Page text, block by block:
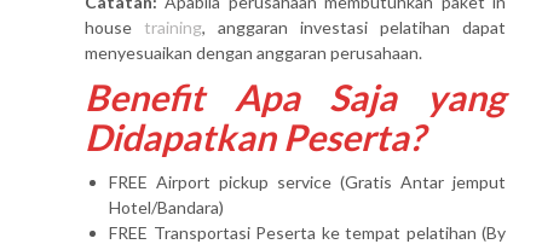
house training, anggaran investasi pelatihan dapat
menyesuaikan dengan anggaran perusahaan.
Benefit Apa Saja yang
Didapatkan Peserta?
FREE Airport pickup service (Gratis Antar jemput
Hotel/Bandara)
FREE Transportasi Peserta ke tempat pelatihan (By